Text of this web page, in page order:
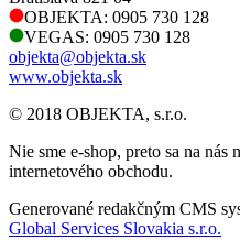
OBJEKTA: 0905 730 128
VEGAS: 0905 730 128
objekta@objekta.sk
www.objekta.sk
© 2018 OBJEKTA, s.r.o.
Nie sme e-shop, preto sa na
internetového obchodu.
Generované redakčným CMS
Global Services Slovakia s.r.o.